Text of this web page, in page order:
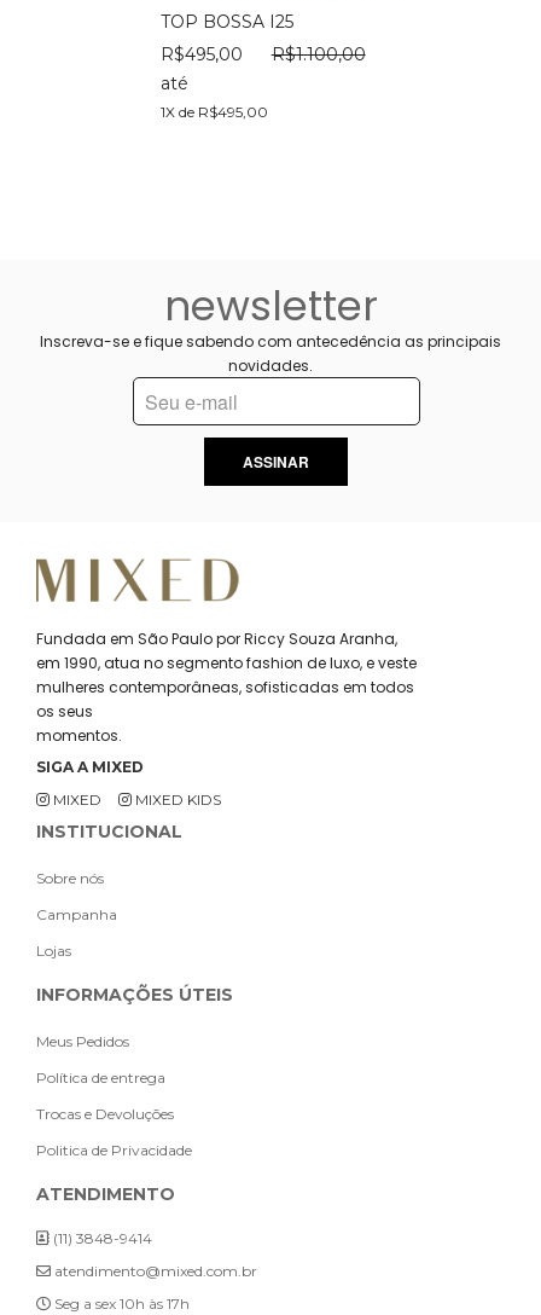
TOP BOSSA I25
R$495,00
R$1.100,00
até
1X de R$495,00
newsletter
Inscreva-se e fique sabendo com antecedência as principais
novidades.
ASSINAR
Fundada em São Paulo por Riccy Souza Aranha,
em 1990, atua no segmento fashion de luxo, e veste
mulheres contemporâneas, sofisticadas em todos
os seus
momentos.
SIGA A MIXED
MIXED
MIXED KIDS
INSTITUCIONAL
Sobre nós
Campanha
Lojas
INFORMAÇÕES ÚTEIS
Meus Pedidos
Política de entrega
Trocas e Devoluções
Politica de Privacidade
ATENDIMENTO
(11) 3848-9414
atendimento@mixed.com.br
Seg a sex 10h às 17h